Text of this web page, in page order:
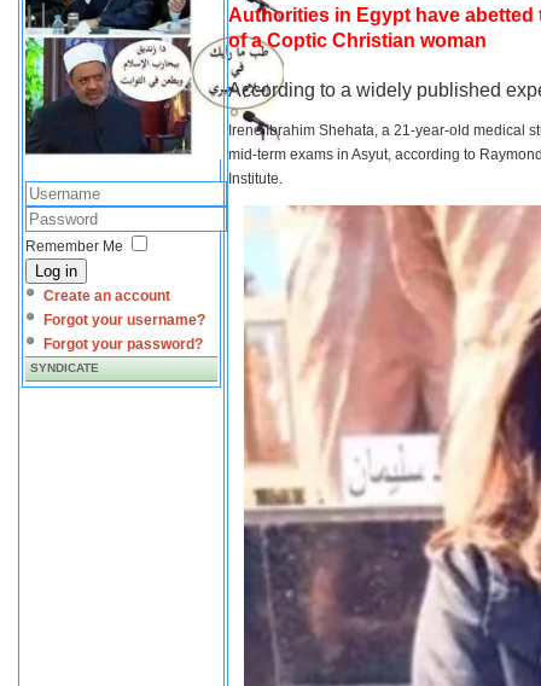
Remember Me
Log in
Create an account
Forgot your username?
Forgot your password?
SYNDICATE
Authorities in Egypt have
of a Coptic Christian woman
According to a widely published
Irene Ibrahim Shehata, a 21-year-old medical
mid-term exams in Asyut, according to
Institute.